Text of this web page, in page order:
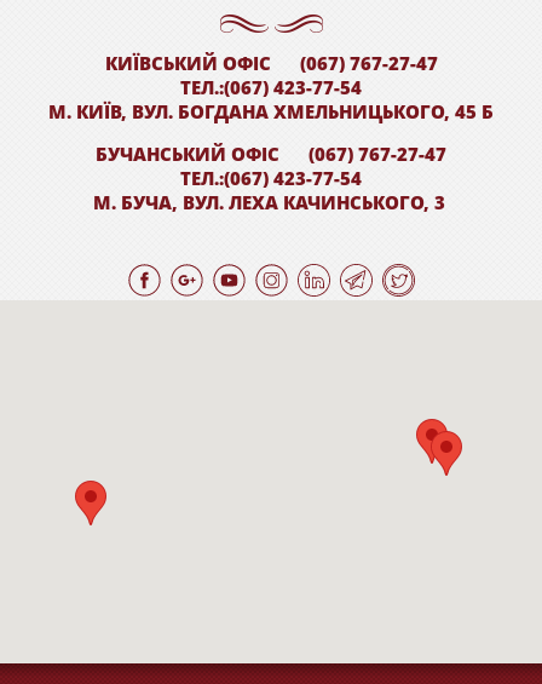
КИЇВСЬКИЙ ОФІС
(067) 767-27-47
ТЕЛ.:(067) 423-77-54
М. КИЇВ, ВУЛ. БОГДАНА ХМЕЛЬНИЦЬКОГО, 45 Б
БУЧАНСЬКИЙ ОФІС
(067) 767-27-47
ТЕЛ.:(067) 423-77-54
М. БУЧА, ВУЛ. ЛЕХА КАЧИНСЬКОГО, 3